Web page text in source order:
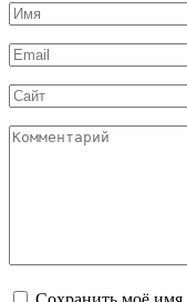
Имя
*
Email
*
Сайт
Комментарий